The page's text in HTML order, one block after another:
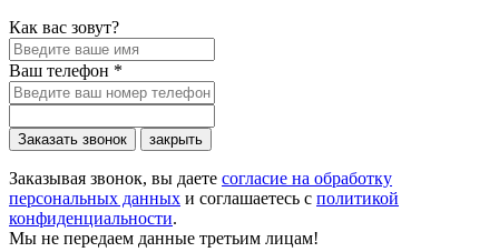
Как вас зовут?
Ваш телефон *
Заказать звонок закрыть
Заказывая звонок, вы даете согласие на обработку
персональных данных и соглашаетесь c политикой
конфиденциальности.
Мы не передаем данные третьим лицам!